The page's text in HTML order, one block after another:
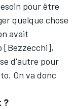
pour être
quelque chose
avait
[Bezzecchi],
d'autre pour
On va donc
?